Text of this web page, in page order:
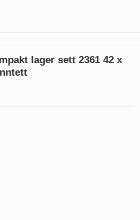
lager sett 2361 42 x